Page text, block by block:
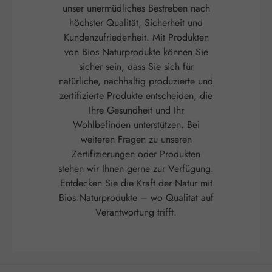
unser unermüdliches Bestreben nach
höchster Qualität, Sicherheit und
Kundenzufriedenheit. Mit Produkten
von Bios Naturprodukte können Sie
sicher sein, dass Sie sich für
natürliche, nachhaltig produzierte und
zertifizierte Produkte entscheiden, die
Ihre Gesundheit und Ihr
Wohlbefinden unterstützen. Bei
weiteren Fragen zu unseren
Zertifizierungen oder Produkten
stehen wir Ihnen gerne zur Verfügung.
Entdecken Sie die Kraft der Natur mit
Bios Naturprodukte – wo Qualität auf
Verantwortung trifft.